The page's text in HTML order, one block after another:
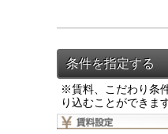
※賃料、こだわり条
り込むことができます